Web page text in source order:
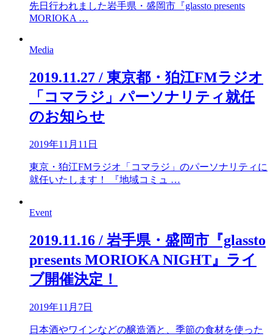
先日行われました岩手県・盛岡市『glassto presents
MORIOKA …
Media
2019.11.27 / 東京都・狛江FMラジオ
「コマラジ」パーソナリティ就任
のお知らせ
2019年11月11日
東京・狛江FMラジオ「コマラジ」のパーソナリティに
就任いたします！ 『地域コミュ …
Event
2019.11.16 / 岩手県・盛岡市『glassto
presents MORIOKA NIGHT』ライ
ブ開催決定！
2019年11月7日
日本酒やワインなどの醸造酒と、季節の食材を使った